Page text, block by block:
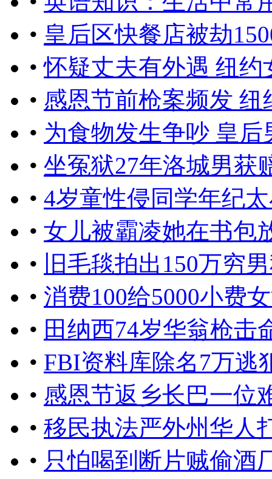
• 皇后区快餐店被劫
•怀疑丈夫有外遇 纽
• 感恩节前枪案频发 纽
• 为食物发生争吵 皇
• 坐冤狱27年洛城男获
• 4岁童性侵同学年纪
• 女儿被霸凌她在书包
•
旧毛毯拍出150万穷
• 消费100给5000小费
• 田纳西74岁华翁枪击
• FBI资料库除名7万逃
• 感恩节返乡长巴一位
• 移民执法严外州华人
• 只怕喝到断片贼偷酒